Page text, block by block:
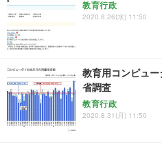
教育行政
2020.8.26(水) 11:50
教育用コンピュ
省調査
教育行政
2020.8.31(月) 11:50